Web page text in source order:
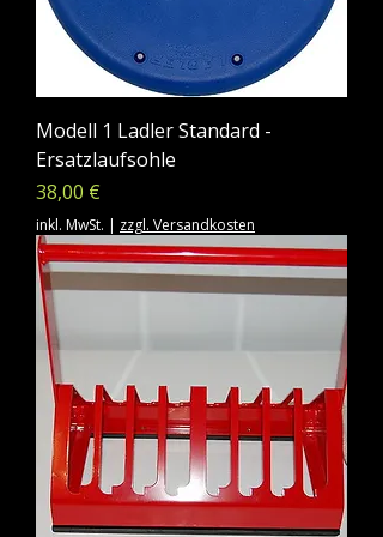
Modell 1 Ladler Standard -
Ersatzlaufsohle
Preis
38,00 €
inkl. MwSt. zzgl. Versandkosten